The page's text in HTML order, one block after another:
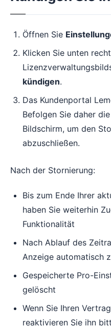
Öffnen Sie
Klicken Sie unten
kündigen.
Das Kundenportal
Befolgen Sie daher
Bildschirm, um den
abzuschließen.
Nach der Stornierung:
Bis zum Ende Ihrer
haben Sie weiterhin
Funktionalität
Nach Ablauf des
Anzeige automatisch
Gespeicherte Pro-
gelöscht
Wenn Sie Ihren
reaktivieren Sie ihn